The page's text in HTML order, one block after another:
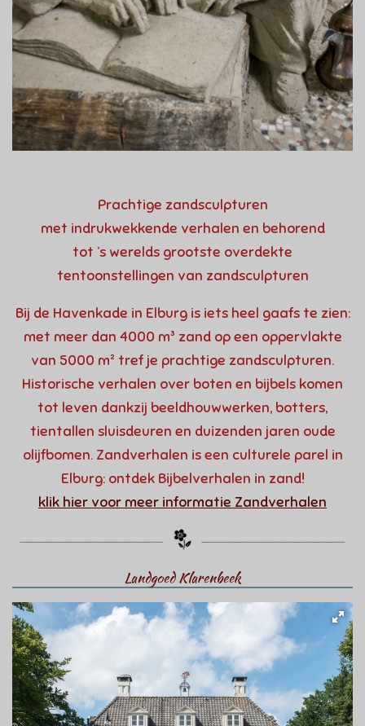
Prachtige zandsculpturen
met indrukwekkende verhalen en behorend
tot ’s werelds grootste overdekte
tentoonstellingen van zandsculpturen
Bij de Havenkade in Elburg is iets heel gaafs te zien:
met meer dan 4000 m³ zand op een oppervlakte
van 5000 m² tref je prachtige zandsculpturen.
Historische verhalen over boten en bijbels komen
tot leven dankzij beeldhouwwerken, botters,
tientallen sluisdeuren en duizenden jaren oude
olijfbomen. Zandverhalen is een culturele parel in
Elburg: ontdek Bijbelverhalen in zand!
klik hier voor meer informatie Zandverhalen
Landgoed Klarenbeek